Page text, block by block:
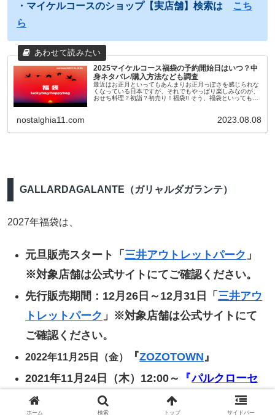
・マイケルコースのショップ【実店舗】検索は
こち
ら
2025マイケルコース福袋の予約開始日はいつ？中
身ネタバレ/購入方法なども調査
最近はお正月といってもあんまりお正月っぽさを感じられな
くなっている日本ですが、それでもやっぱり楽しみなのが、
おせち料理？初詣？初売り！福袋!! そう、福袋といっても最
nostalghia11.com 2023.08.08
GALLARDAGALANTE（ガリャルダガランテ）
2027年福袋は、
元旦販売スタート「 三井アウトレットパーク 」
※対象店舗は公式サイトにてご確認ください。
先行販売期間：12月26日～12月31日「 三井アウ
トレットパーク 」※対象店舗は公式サイトにて
ご確認ください。
2022年11月25日（金） 『ZOZOTOWN 』
2021年11月24日（木）12:00～
『パルクローセ
ット
ホーム 検索 トップ サイドバー